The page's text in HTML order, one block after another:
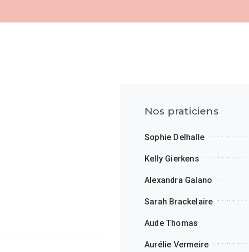
Nos praticiens
Sophie Delhalle
Kelly Gierkens
Alexandra Galano
Sarah Brackelaire
Aude Thomas
Aurélie Vermeire